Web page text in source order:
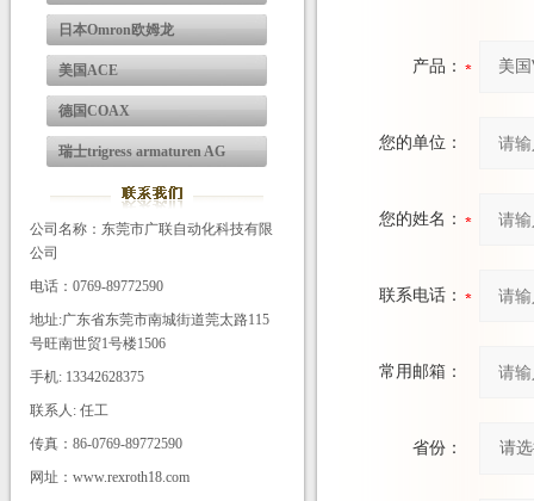
日本Omron欧姆龙
美国ACE
德国COAX
瑞士trigress armaturen AG
公司名称：东莞市广联自动化科技有限
公司
电话：0769-89772590
地址:广东省东莞市南城街道莞太路115
号旺南世贸1号楼1506
手机: 13342628375
联系人: 任工
传真：86-0769-89772590
网址：www.rexroth18.com
产品：
您的单位：
您的姓名：
联系电话：
常用邮箱：
省份：